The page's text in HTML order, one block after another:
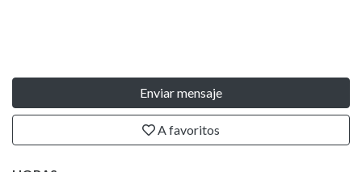
Enviar mensaje
A favoritos